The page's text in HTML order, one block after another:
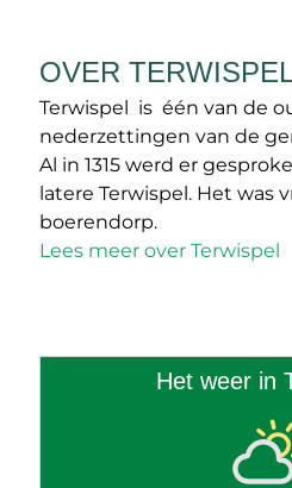
OVER
Terwispel is één van de
nederzettingen van de
Al in 1315 werd er
latere Terwispel. Het was
boerendorp.
Lees meer over Terwispel
Het weer in